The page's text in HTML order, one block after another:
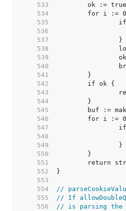
   533
   534
   535
   536
   537
   538
   539
   540
   541
   542
   543
   544
   545
   546
   547
   548
   549
   550
   551
   552
   553
   554
//
   555
// If
   556
// is parsing the